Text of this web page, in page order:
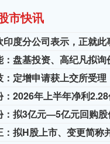
市快讯
：定增申请获上交所受理
：拟3亿元—5亿元回购股
：拟H股上市、变更简称